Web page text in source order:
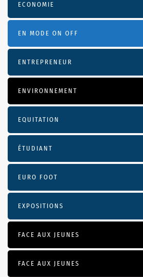
ECONOMIE
EN MODE ON OFF
ENTREPRENEUR
ENVIRONNEMENT
EQUITATION
ÉTUDIANT
EURO FOOT
EXPOSITIONS
FACE AUX JEUNES
FACE AUX JEUNES